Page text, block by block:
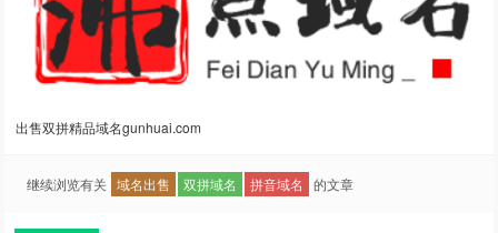
出售双拼精品域名gunhuai.com
继续浏览有关 域名出售 双拼域名 拼音域名 的文章